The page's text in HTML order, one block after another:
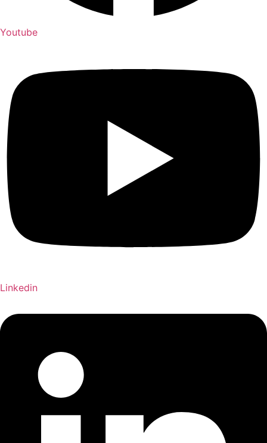
Youtube
Linkedin